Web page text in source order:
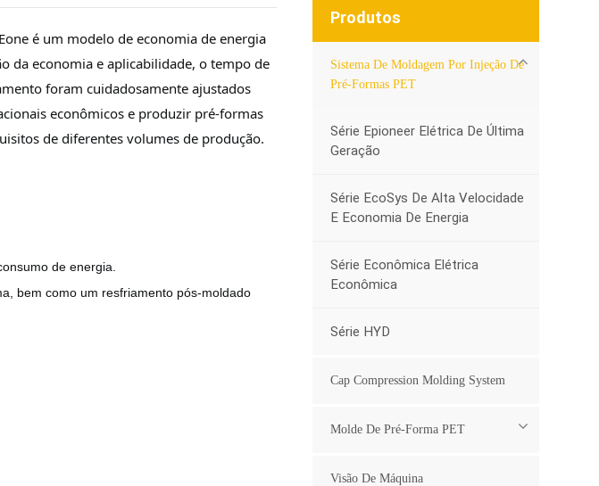
é um modelo de economia de energia
da economia e aplicabilidade, o tempo de
foram cuidadosamente ajustados
econômicos e produzir pré-formas
de diferentes volumes de produção.
de energia.
bem como um resfriamento pós-moldado
Produtos
Sistema De Moldagem Por Injeção De
Pré-Formas PET
Série Epioneer Elétrica De Última
Geração
Série EcoSys De Alta Velocidade
E Economia De Energia
Série Econômica Elétrica
Econômica
Série HYD
Cap Compression Molding System
Molde De Pré-Forma PET
Visão De Máquina